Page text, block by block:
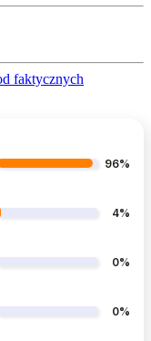
faktycznych
96%
4%
0%
0%